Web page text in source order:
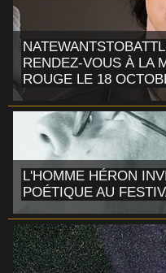
RENDEZ-VOUS À LA
ROUGE LE 18
L'HOMME HÉRON
POÉTIQUE AU